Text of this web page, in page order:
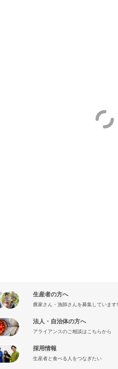
生産者の方へ
農家さん・漁師さんを募集しています!
法人・自治体の方へ
アライアンスのご相談はこちらから
採用情報
生産者と食べる人をつなぎたい